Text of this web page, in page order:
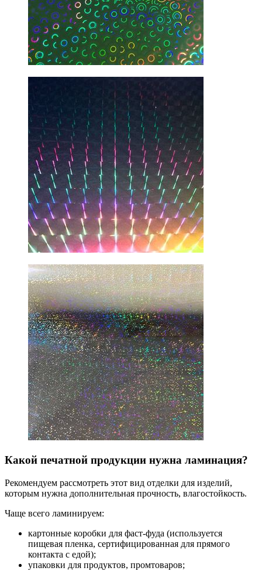
Какой печатной продукции нужна ламинация?
Рекомендуем рассмотреть этот вид отделки для изделий,
которым нужна дополнительная прочность, влагостойкость.
Чаще всего ламинируем:
картонные коробки для фаст-фуда (используется
пищевая пленка, сертифицированная для прямого
контакта с едой);
упаковки для продуктов, промтоваров;